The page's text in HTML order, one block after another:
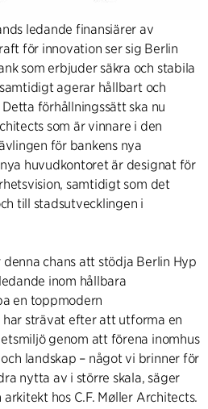
ledande finansiärer av
för innovation ser sig Berlin
som erbjuder säkra och stabila
agerar hållbart och
förhållningssätt ska nu
som är vinnare i den
för bankens nya
huvudkontoret är designat för
samtidigt som det
till stadsutvecklingen i
chans att stödja Berlin Hyp
inom hållbara
en toppmodern
strävat efter att utforma en
genom att förena inomhus
landskap – något vi brinner för
nytta av i större skala, säger
hos C.F. Møller Architects.